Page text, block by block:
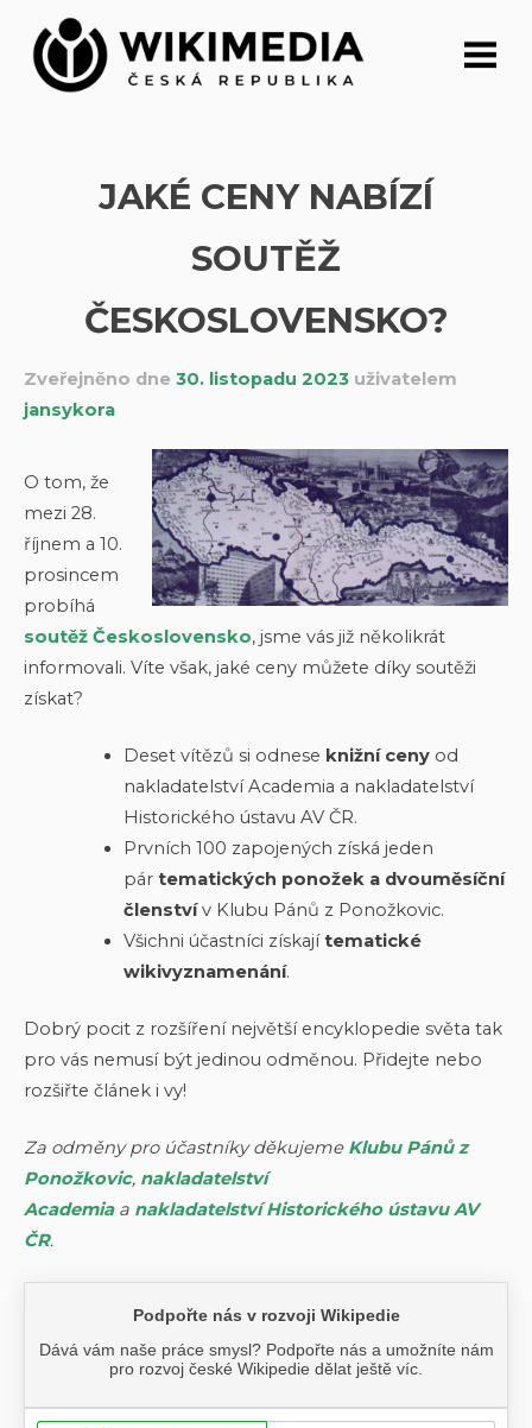
Přeskočit
obsah
JAKÉ CENY NABÍZÍ
SOUTĚŽ
ČESKOSLOVENSKO?
Zveřejněno dne 30. listopadu 2023 uživatelem
jansykora
O tom, že
mezi 28.
říjnem a 10.
prosincem
probíhá
soutěž Československo, jsme vás již několikrát
informovali. Víte však, jaké ceny můžete díky soutěži
získat?
Deset vítězů si odnese knižní ceny od
nakladatelství Academia a nakladatelství
Historického ústavu AV ČR.
Prvních 100 zapojených získá jeden
pár tematických ponožek a dvouměsíční
členstvív Klubu Pánů z Ponožkovic.
Všichni účastníci získajítematické
wikivyznamenání.
Dobrý pocit z rozšíření největší encyklopedie světa tak
pro vás nemusí být jedinou odměnou. Přidejte nebo
rozšiřte článek i vy!
Za odměny pro účastníky děkujeme Klubu Pánů z
Ponožkovic, nakladatelství
Academiaa nakladatelství Historického ústavu AV
ČR.